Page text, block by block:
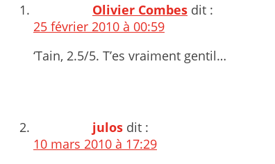
Olivier Combes dit :
25 février 2010 à 00:59
‘Tain, 2.5/5. T’es vraiment gentil…
julos dit :
10 mars 2010 à 17:29